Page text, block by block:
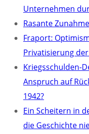
Unternehmen
Rasante
Fraport:
Privatisierung
Kriegsschulden-
Anspruch auf
1942?
Ein Scheitern in
die Geschichte